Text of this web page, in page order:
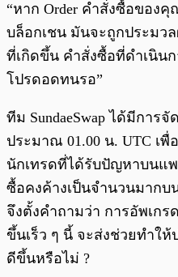
“หาก Order คำสั่งซื้อของ
บล็อกเชน มันจะถูกประมว
ที่เกิดขึ้น คำสั่งซื้อที่ดำเนิน
โปรดอดทนรอ”
ทีม SundaeSwap ได้มีการ
ประมาณ 01.00 น. UTC เ
นักเทรดที่ได้รับปัญหาบนแ
ซื้อคงค้างเป็นจำนวนมากบน
จึงตั้งคำถามว่า การอัพเกร
ขึ้นเร็ว ๆ นี้ จะส่งช่วยทำใ
ดีขึ้นหรือไม่ ?